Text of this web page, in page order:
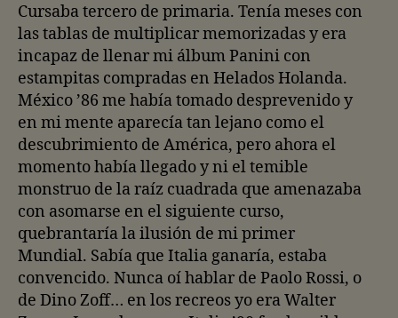
Cursaba tercero de primaria. Tenía meses con
las tablas de multiplicar memorizadas y era
incapaz de llenar mi álbum Panini con
estampitas compradas en Helados Holanda.
México ’86 me había tomado desprevenido y
en mi mente aparecía tan lejano como el
descubrimiento de América, pero ahora el
momento había llegado y ni el temible
monstruo de la raíz cuadrada que amenazaba
con asomarse en el siguiente curso,
quebrantaría la ilusión de mi primer
Mundial. Sabía que Italia ganaría, estaba
convencido. Nunca oí hablar de Paolo Rossi, o
de Dino Zoff… en los recreos yo era Walter